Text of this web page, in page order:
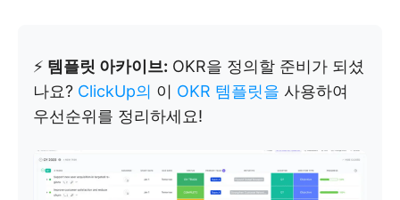
⚡️ 템플릿 아카이브: OKR을 정의할 준비가 되셨
나요? ClickUp의 이 OKR 템플릿을 사용하여
우선순위를 정리하세요!